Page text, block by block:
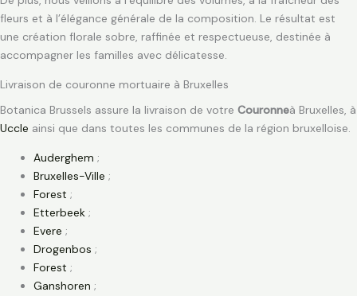
fleurs et à l’élégance générale de la composition. Le résultat est
une création florale sobre, raffinée et respectueuse, destinée à
accompagner les familles avec délicatesse.
Livraison de couronne mortuaire à Bruxelles
Botanica Brussels assure la livraison de votre Couronneà Bruxelles, à
Uccle ainsi que dans toutes les communes de la région bruxelloise.
Auderghem ;
Bruxelles-Ville ;
Forest ;
Etterbeek ;
Evere ;
Drogenbos ;
Forest ;
Ganshoren ;